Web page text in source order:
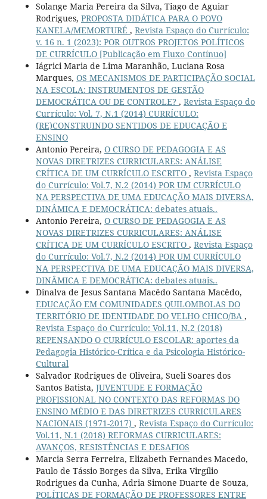
Solange Maria Pereira da Silva, Tiago de Aguiar
Rodrigues, PROPOSTA DIDÁTICA PARA O POVO
KANELA/MEMORTURÉ , Revista Espaço do Currículo:
v. 16 n. 1 (2023): POR OUTROS PROJETOS POLÍTICOS
DE CURRÍCULO [Publicação em Fluxo Contínuo]
Iágrici Maria de Lima Maranhão, Luciana Rosa
Marques, OS MECANISMOS DE PARTICIPAÇÃO SOCIAL
NA ESCOLA: INSTRUMENTOS DE GESTÃO
DEMOCRÁTICA OU DE CONTROLE? , Revista Espaço do
Currículo: Vol. 7, N.1 (2014) CURRÍCULO:
(RE)CONSTRUINDO SENTIDOS DE EDUCAÇÃO E
ENSINO
Antonio Pereira, O CURSO DE PEDAGOGIA E AS
NOVAS DIRETRIZES CURRICULARES: ANÁLISE
CRÍTICA DE UM CURRÍCULO ESCRITO , Revista Espaço
do Currículo: Vol.7, N.2 (2014) POR UM CURRÍCULO
NA PERSPECTIVA DE UMA EDUCAÇÃO MAIS DIVERSA,
DINÂMICA E DEMOCRÁTICA: debates atuais..
Antonio Pereira, O CURSO DE PEDAGOGIA E AS
NOVAS DIRETRIZES CURRICULARES: ANÁLISE
CRÍTICA DE UM CURRÍCULO ESCRITO , Revista Espaço
do Currículo: Vol.7, N.2 (2014) POR UM CURRÍCULO
NA PERSPECTIVA DE UMA EDUCAÇÃO MAIS DIVERSA,
DINÂMICA E DEMOCRÁTICA: debates atuais..
Dinalva de Jesus Santana Macêdo Santana Macêdo,
EDUCAÇÃO EM COMUNIDADES QUILOMBOLAS DO
TERRITÓRIO DE IDENTIDADE DO VELHO CHICO/BA ,
Revista Espaço do Currículo: Vol.11, N.2 (2018)
REPENSANDO O CURRÍCULO ESCOLAR: aportes da
Pedagogia Histórico-Crítica e da Psicologia Histórico-
Cultural
Salvador Rodrigues de Oliveira, Sueli Soares dos
Santos Batista, JUVENTUDE E FORMAÇÃO
PROFISSIONAL NO CONTEXTO DAS REFORMAS DO
ENSINO MÉDIO E DAS DIRETRIZES CURRICULARES
NACIONAIS (1971-2017) , Revista Espaço do Currículo:
Vol.11, N.1 (2018) REFORMAS CURRICULARES:
AVANÇOS, RESISTÊNCIAS E DESAFIOS
Marcia Serra Ferreira, Elizabeth Fernandes Macedo,
Paulo de Tássio Borges da Silva, Erika Virgílio
Rodrigues da Cunha, Adria Simone Duarte de Souza,
POLÍTICAS DE FORMAÇÃO DE PROFESSORES ENTRE